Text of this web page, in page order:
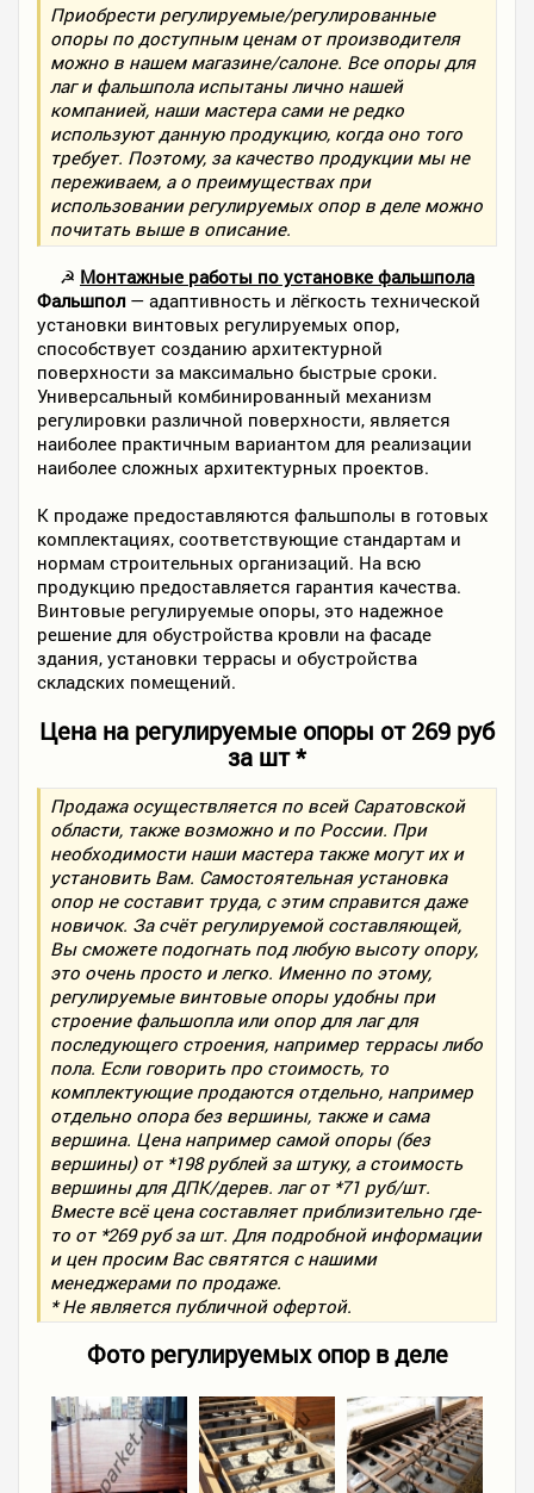
Приобрести регулируемые/регулированные
опоры по доступным ценам от производителя
можно в нашем магазине/салоне. Все опоры для
лаг и фальшпола испытаны лично нашей
компанией, наши мастера сами не редко
используют данную продукцию, когда оно того
требует. Поэтому, за качество продукции мы не
переживаем, а о преимуществах при
использовании регулируемых опор в деле можно
почитать выше в описание.
☭ Монтажные работы по установке фальшпола
Фальшпол— адаптивность и лёгкость технической
установки винтовых регулируемых опор,
способствует созданию архитектурной
поверхности за максимально быстрые сроки.
Универсальный комбинированный механизм
регулировки различной поверхности, является
наиболее практичным вариантом для реализации
наиболее сложных архитектурных проектов.
К продаже предоставляются фальшполы в готовых
комплектациях, соответствующие стандартам и
нормам строительных организаций. На всю
продукцию предоставляется гарантия качества.
Винтовые регулируемые опоры, это надежное
решение для обустройства кровли на фасаде
здания, установки террасы и обустройства
складских помещений.
Цена на регулируемые опоры от 269 руб
за шт *
Продажа осуществляется по всей Саратовской
области, также возможно и по России. При
необходимости наши мастера также могут их и
установить Вам. Самостоятельная установка
опор не составит труда, с этим справится даже
новичок. За счёт регулируемой составляющей,
Вы сможете подогнать под любую высоту опору,
это очень просто и легко. Именно по этому,
регулируемые винтовые опоры удобны при
строение фальшопла или опор для лаг для
последующего строения, например террасы либо
пола. Если говорить про стоимость, то
комплектующие продаются отдельно, например
отдельно опора без вершины, также и сама
вершина. Цена например самой опоры (без
вершины) от *198 рублей за штуку, а стоимость
вершины для ДПК/дерев. лаг от *71 руб/шт.
Вместе всё цена составляет приблизительно где-
то от *269 руб за шт. Для подробной информации
и цен просим Вас святятся с нашими
менеджерами по продаже.
* Не является публичной офертой.
Фото регулируемых опор в деле